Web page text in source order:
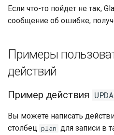
Если что-то пойдет не так,
сообщение об ошибке,
Примеры
действий
Пример действия
Вы можете написать
столбец plan для записи в